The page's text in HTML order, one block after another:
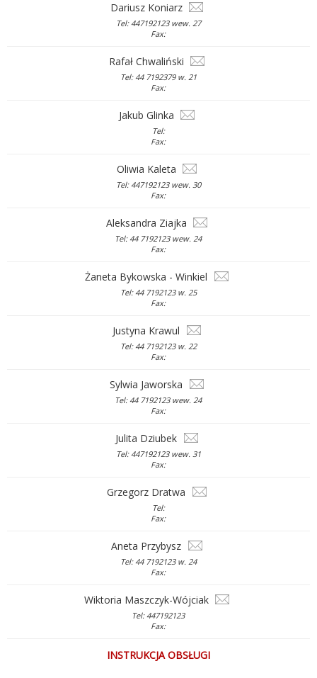
Dariusz Koniarz
Tel: 447192123 wew. 27
Fax:
Rafał Chwaliński
Tel: 44 7192379 w. 21
Fax:
Jakub Glinka
Tel:
Fax:
Oliwia Kaleta
Tel: 447192123 wew. 30
Fax:
Aleksandra Ziajka
Tel: 44 7192123 wew. 24
Fax:
Żaneta Bykowska - Winkiel
Tel: 44 7192123 w. 25
Fax:
Justyna Krawul
Tel: 44 7192123 w. 22
Fax:
Sylwia Jaworska
Tel: 44 7192123 wew. 24
Fax:
Julita Dziubek
Tel: 447192123 wew. 31
Fax:
Grzegorz Dratwa
Tel:
Fax:
Aneta Przybysz
Tel: 44 7192123 w. 24
Fax:
Wiktoria Maszczyk-Wójciak
Tel: 447192123
Fax:
INSTRUKCJA OBSŁUGI